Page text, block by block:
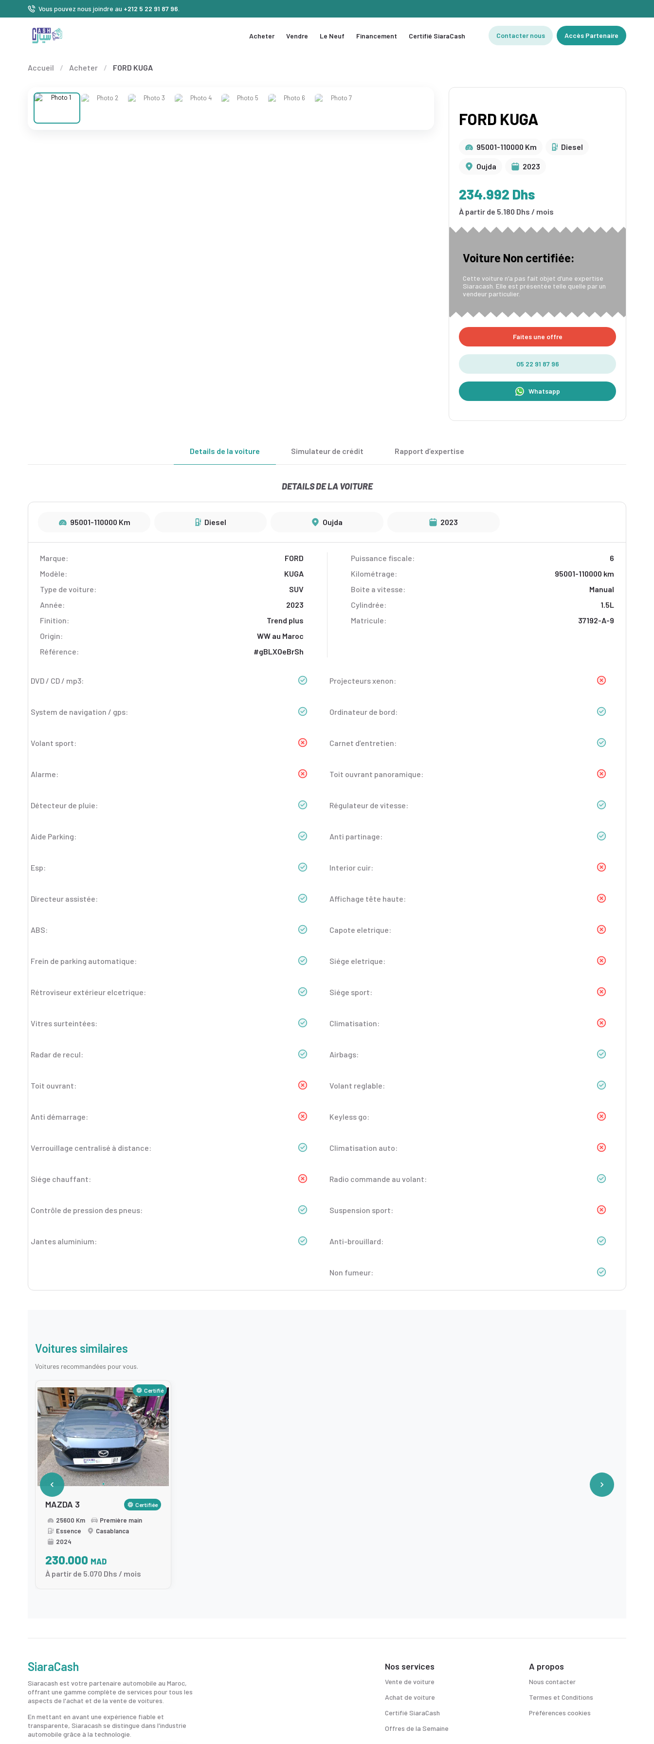
Vous pouvez nous joindre au +212 5 22 91 87 96
Acheter Vendre Le Neuf Financement Certifié SiaraCash Contacter nous Accès Partenaire
Accueil / Acheter / FORD KUGA
FORD KUGA
95001-110000 Km Diesel
Oujda 2023
234.992 Dhs
À partir de 5.180 Dhs / mois
Voiture Non certifiée:
Cette voiture n’a pas fait objet d’une expertise
Siaracash. Elle est présentée telle quelle par un
vendeur particulier.
Faites une offre
05 22 91 87 96
Whatsapp
Details de la voiture Simulateur de crédit Rapport d’expertise
DETAILS DE LA VOITURE
95001-110000 Km Diesel Oujda 2023
Marque:
FORD
Modèle:
KUGA
Type de voiture:
SUV
Année:
2023
Finition:
Trend plus
Origin:
WW au Maroc
Référence:
#gBLXOeBrSh
Puissance fiscale:
6
Kilométrage:
95001-110000 km
Boite a vitesse:
Manual
Cylindrée:
1.5L
Matricule:
37192-A-9
DVD / CD / mp3:
System de navigation / gps:
Volant sport:
Alarme:
Détecteur de pluie:
Aide Parking:
Esp:
Directeur assistée:
ABS:
Frein de parking automatique:
Rétroviseur extérieur elcetrique:
Vitres surteintées:
Radar de recul:
Toit ouvrant:
Anti démarrage:
Verrouillage centralisé à distance:
Siége chauffant:
Contrôle de pression des pneus:
Jantes aluminium:
Projecteurs xenon:
Ordinateur de bord:
Carnet d’entretien:
Toit ouvrant panoramique:
Régulateur de vitesse:
Anti partinage:
Interior cuir:
Affichage tête haute:
Capote eletrique:
Siége eletrique:
Siége sport:
Climatisation:
Airbags:
Volant reglable:
Keyless go:
Climatisation auto:
Radio commande au volant:
Suspension sport:
Anti-brouillard:
Non fumeur:
Voitures similaires
Voitures recommandées pour vous.
Certifié
MAZDA 3 Certifiée
25600 Km
Première main
Essence
Casablanca
2024
230.000 MAD
À partir de 5.070 Dhs / mois
SiaraCash
Siaracash est votre partenaire automobile au Maroc,
offrant une gamme complète de services pour tous les
aspects de l'achat et de la vente de voitures.
En mettant en avant une expérience fiable et
transparente, Siaracash se distingue dans l'industrie
automobile grâce à la technologie.
Nos services
Vente de voiture
Achat de voiture
Certifié SiaraCash
Offres de la Semaine
A propos
Nous contacter
Termes et Conditions
Préférences cookies